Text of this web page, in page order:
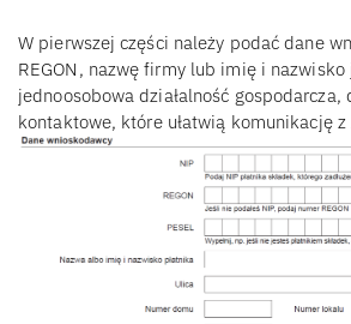
W pierwszej części należy podać dane
REGON, nazwę firmy lub imię i
jednoosobowa działalność gospodarcza,
kontaktowe, które ułatwią komunikację z